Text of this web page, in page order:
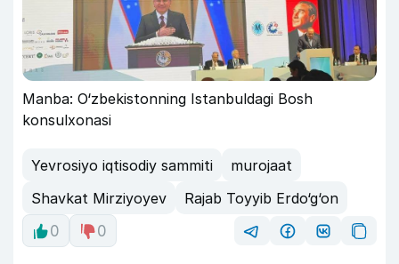
Manba: O‘zbekistonning Istanbuldagi Bosh
konsulxonasi
Yevrosiyo iqtisodiy sammiti
murojaat
Shavkat Mirziyoyev
Rajab Toyyib Erdo‘g‘on
0
0